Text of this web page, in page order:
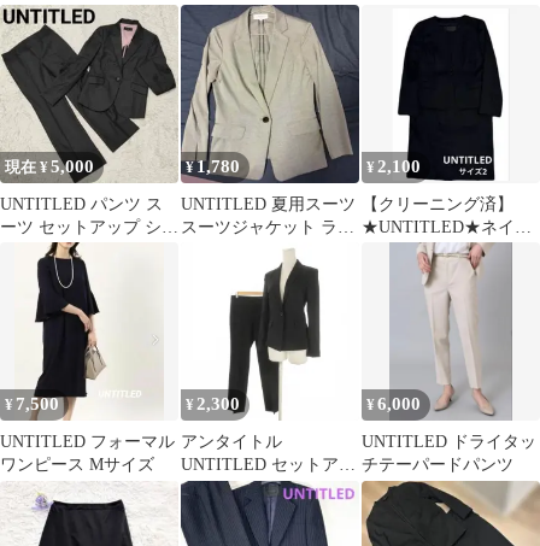
アップ スカートスーツ
トアップ
現在 ¥5,000
UNTITLED パンツ ス
ーツ セットアップ シル
ク混 背抜き ストライプ
¥1,780
UNTITLED 夏用スーツ
スーツジャケット ライ
¥ 2,100
【クリーニング済】
★UNTITLED★ネイビ
ージャケット&スカー
ト サイズ2
¥ 7,500
UNTITLED フォーマル
ワンピース Mサイズ
¥ 2,300
アンタイトル
UNTITLED セットアッ
プ スーツ 1 黒 ブラッ
ク シャドーストライプ
長袖 テーラードカラー
¥6,000
UNTITLED ドライタッ
チテーパードパンツ